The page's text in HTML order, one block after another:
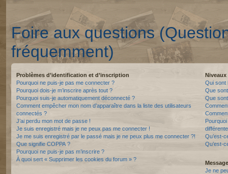
Foire aux questions
fréquemment)
Problèmes d’identification et d’inscription
Pourquoi ne puis-je pas me connecter ?
Pourquoi dois-je m’inscrire après tout ?
Pourquoi suis-je automatiquement déconnecté ?
Comment empêcher mon nom d’apparaître dans la liste des utilisateurs
connectés ?
J’ai perdu mon mot de passe !
Je suis enregistré mais je ne peux pas me connecter !
Je me suis enregistré par le passé mais je ne peux plus me connecter ?!
Que signifie COPPA ?
Pourquoi ne puis-je pas m’inscrire ?
À quoi sert « Supprimer les cookies du forum » ?
Niveaux
Qui sont
Que
Que
Qu’est-
Qu’est-
Je ne